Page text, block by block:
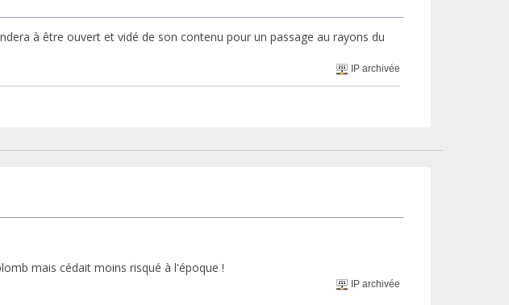
à être ouvert et vidé de son contenu pour un passage au rayons du
IP archivée
mais cédait moins risqué à l'époque !
IP archivée